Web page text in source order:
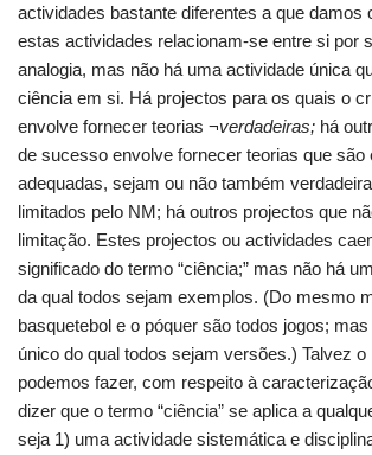
actividades bastante diferentes a que damos
estas actividades relacionam-se entre si por
analogia, mas não há uma actividade única
ciência em si. Há projectos para os quais o
envolve fornecer teorias ¬verdadeiras; há
de sucesso envolve fornecer teorias que são
adequadas, sejam ou não também
limitados pelo NM; há outros projectos que
limitação. Estes projectos ou actividades
significado do termo “ciência;” mas não há
da qual todos sejam exemplos. (Do mesmo
basquetebol e o póquer são todos jogos;
único do qual todos sejam versões.) Talvez o
podemos fazer, com respeito à
dizer que o termo “ciência” se aplica a
seja 1) uma actividade sistemática e